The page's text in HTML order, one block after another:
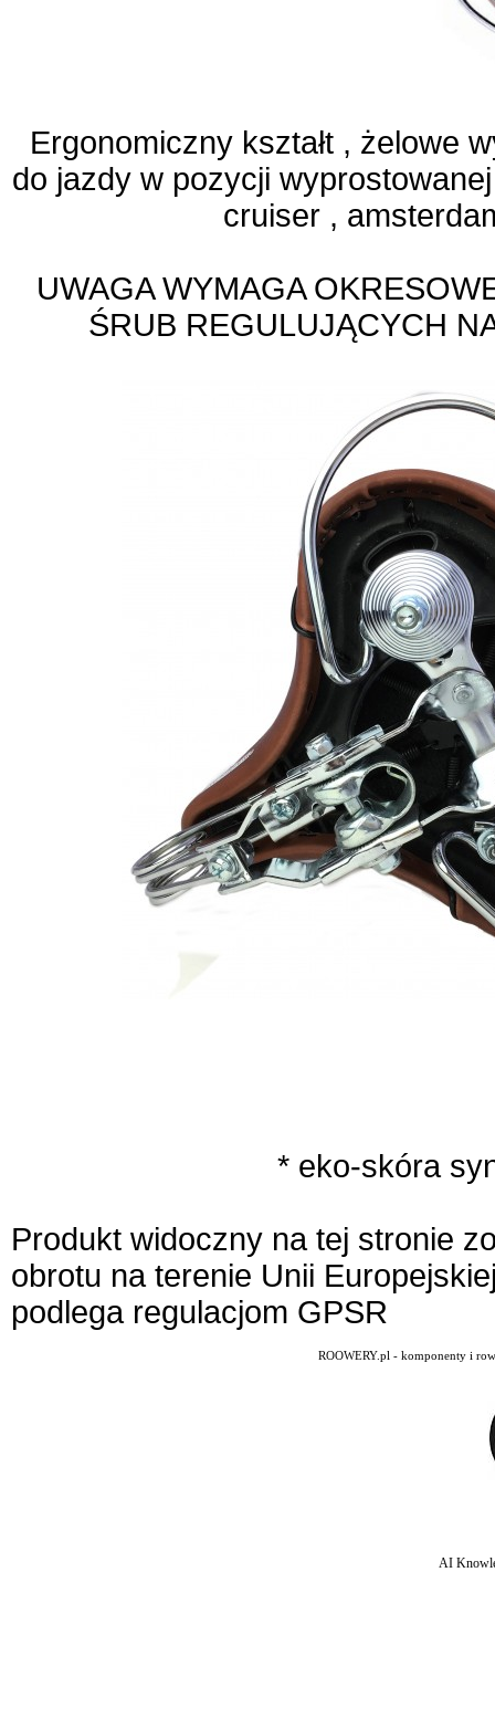
Ergonomiczny kształt , żelowe
do jazdy w pozycji
cruiser ,
UWAGA WYMAGA
ŚRUB REGULUJĄCYCH
* eko-skóra
Produkt widoczny na tej stronie
obrotu na terenie Unii
podlega regulacjom GPSR
ROOWERY.pl - komponenty i
AI